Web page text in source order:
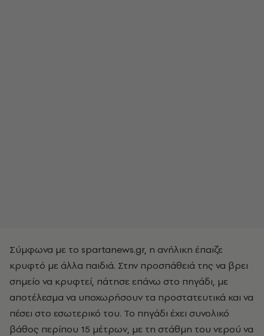
Σύμφωνα με το spartanews.gr, η ανήλικη έπαιζε
κρυφτό με άλλα παιδιά. Στην προσπάθειά της να βρει
σημείο να κρυφτεί, πάτησε επάνω στο πηγάδι, με
αποτέλεσμα να υποχωρήσουν τα προστατευτικά και να
πέσει στο εσωτερικό του. Το πηγάδι έχει συνολικό
βάθος περίπου 15 μέτρων, με τη στάθμη του νερού να